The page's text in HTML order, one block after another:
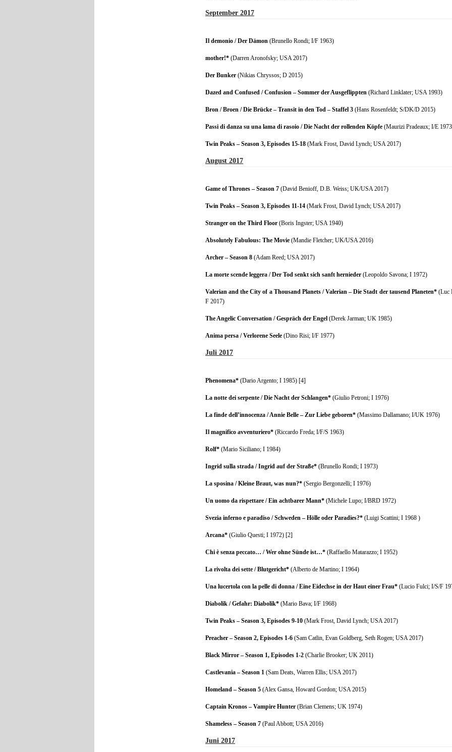
September 2017
Il demonio / Der Dämon (Brunello Rondi; I/F 1963)
mother!* (Darren Aronofsky; USA 2017)
Der Bunker (Nikias Chryssos; D 2015)
Dazed and Confused / Confusion – Sommer der Ausgeflippten (Richard Linklater; USA 1993)
Bron / Broen / Die Brücke – Transit in den Tod – Staffel 3 (Hans Rosenfeldt; S/DK/D 2015)
Passi di danza su una lama di rasoio / Die Nacht der rollenden Köpfe (Maurizi Pradeaux; I/E
Twin Peaks – Season 3, Episodes 15-18 (Mark Frost, David Lynch; USA 2017)
August 2017
Game of Thrones – Season 7 (David Benioff, D.B. Weiss; UK/USA 2017)
Twin Peaks – Season 3, Episodes 11-14 (Mark Frost, David Lynch; USA 2017)
Stranger on the Third Floor (Boris Ingster; USA 1940)
Absolutely Fabulous: The Movie (Mandie Fletcher; UK/USA 2016)
Archer – Season 8 (Adam Reed; USA 2017)
La morte scende leggera / Der Tod senkt sich sanft hernieder (Leopoldo Savona; I 1972)
Valerian and the City of a Thousand Planets / Valerian – Die Stadt der tausend Planeten*(Luc
F 2017)
The Angelic Conversation / Gespräch der Engel (Derek Jarman; UK 1985)
Anima persa / Verlorene Seele (Dino Risi; I/F 1977)
Juli 2017
Phenomena* (Dario Argento; I 1985) [4]
La notte dei serpente / Die Nacht der Schlangen* (Giulio Petroni; I 1976)
La finde dell’innocenza / Annie Belle – Zur Liebe geboren* (Massimo Dallamano; I/UK 1976)
Il magnifico avventuriero* (Riccardo Freda; I/F/S 1963)
Rolf* (Mario Siciliano; I 1984)
Ingrid sulla strada / Ingrid auf der Straße* (Brunello Rondi; I 1973)
La sposina / Kleine Braut, was nun?* (Sergio Bergonzelli; I 1976)
Un uomo da rispettare / Ein achtbarer Mann* (Michele Lupo; I/BRD 1972)
Svezia inferno e paradiso / Schweden – Hölle oder Paradies?* (Luigi Scattini; I 1968 )
Arcana* (Giulio Questi; I 1972) [2]
Chi è senza peccato… / Wer ohne Sünde ist…* (Raffaello Matarazzo; I 1952)
La rivolta dei sette / Blutgericht* (Alberto de Martino; I 1964)
Una lucertola con la pelle di donna / Eine Eidechse in der Haut einer Frau* (Lucio Fulci; I/S/F
Diabolik / Gefahr: Diabolik* (Mario Bava; I/F 1968)
Twin Peaks – Season 3, Episodes 9-10 (Mark Frost, David Lynch; USA 2017)
Preacher – Season 2, Episodes 1-6 (Sam Catlin, Evan Goldberg, Seth Rogen; USA 2017)
Black Mirror – Season 1, Episodes 1-2 (Charlie Brooker; UK 2011)
Castlevania – Season 1 (Sam Deats, Warren Ellis; USA 2017)
Homeland – Season 5 (Alex Gansa, Howard Gordon; USA 2015)
Captain Kronos – Vampire Hunter (Brian Clemens; UK 1974)
Shameless – Season 7 (Paul Abbott; USA 2016)
Juni 2017